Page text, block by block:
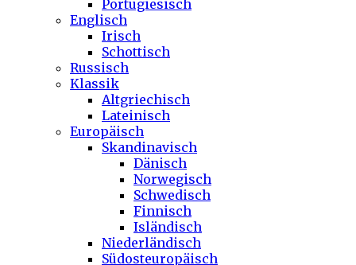
Portugiesisch
Englisch
Irisch
Schottisch
Russisch
Klassik
Altgriechisch
Lateinisch
Europäisch
Skandinavisch
Dänisch
Norwegisch
Schwedisch
Finnisch
Isländisch
Niederländisch
Südosteuropäisch